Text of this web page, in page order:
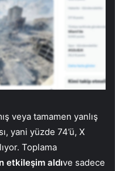
veya tamamen yanlış
yani yüzde 74’ü, X
Toplama
etkileşim aldıve sadece